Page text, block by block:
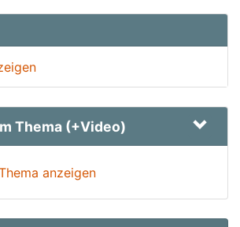
Thema (+Video)
anzeigen